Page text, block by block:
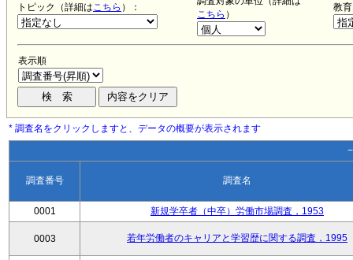
トピック（詳細はこちら ）：
こちら ）
教
表示順
* 調査名をクリックしますと、データの概要が表示されます
調査番号 調査名
0001 新規学卒者（中卒）労働市場調査，1953
0003 若年労働者のキャリアと学習歴に関する調査，1995